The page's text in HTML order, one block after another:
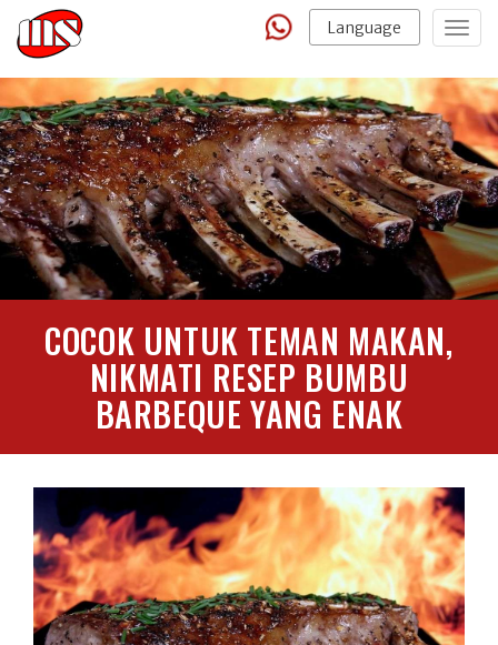
Language
COCOK UNTUK TEMAN MAKAN,
NIKMATI RESEP BUMBU
BARBEQUE YANG ENAK